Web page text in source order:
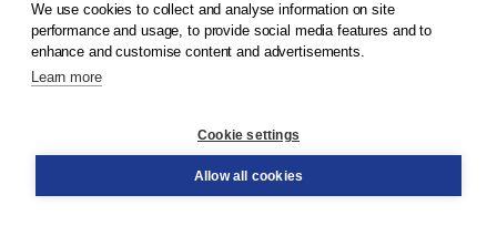
© 2026Boom Publishers
Order
We use cookies to collect and analyse information on site
performance and usage, to provide social media features and to
enhance and customise content and advertisements.
Learn more
Cookie settings
Allow all cookies